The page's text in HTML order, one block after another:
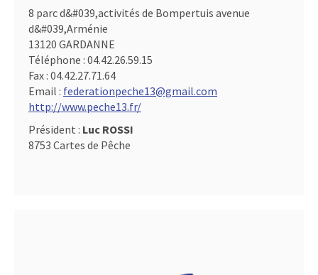
8 parc d&#039,activités de Bompertuis avenue
d&#039,Arménie
13120 GARDANNE
Téléphone : 04.42.26.59.15
Fax : 04.42.27.71.64
Email : federationpeche13@gmail.com
http://www.peche13.fr/
Président : Luc ROSSI
8753 Cartes de Pêche